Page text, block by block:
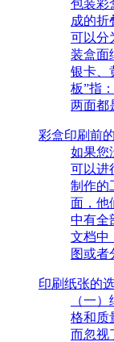
包装彩
成的折
可以分
装盒面
银卡、
板”指
两面都
彩盒印刷前
如果您
可以进
制作的
面，他
中有全
文档中
图或者
印刷纸张的
（一
格和质
而忽视